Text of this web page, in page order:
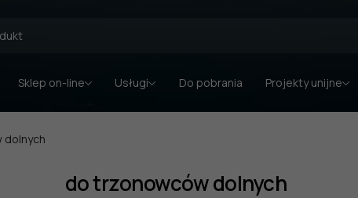
Sklep on-line Usługi Do pobrania Projekty unijne
dolnych
do trzonowców dolnych